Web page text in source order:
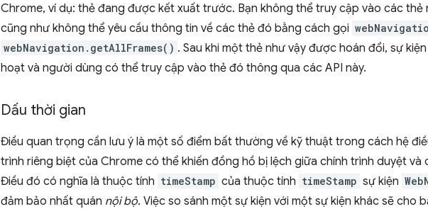
Chrome, ví dụ: thẻ đang được kết xuất trước. Bạn không thể truy cập vào các thẻ
cũng như không thể yêu cầu thông tin về các thẻ đó bằng cách gọi
webNavigation.getAllFrames() . Sau khi một thẻ như vậy được hoán đổi, sự kiện
hoạt và người dùng có thể truy cập vào thẻ đó thông qua các API này.
Dấu thời gian
Điều quan trọng cần lưu ý là một số điểm bất thường về kỹ thuật trong cách hệ
trình riêng biệt của Chrome có thể khiến đồng hồ bị lệch giữa chính trình duyệt và
Điều đó có nghĩa là thuộc tính timeStamp của thuộc tính timeStamp sự kiện
đảm bảo nhất quán nội bộ. Việc so sánh một sự kiện với một sự kiện khác sẽ cho